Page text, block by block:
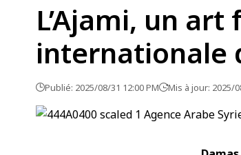
L’Ajami, un
internationale
Publié: 2025/08/31 12:00 PM Mis à jour: 2025/